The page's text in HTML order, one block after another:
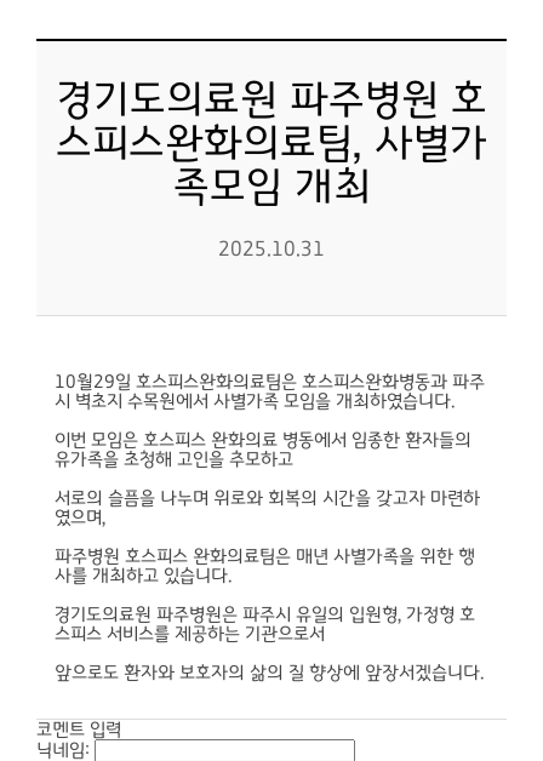
경기도의료원 파주병원 호
스피스완화의료팀, 사별가
족모임 개최
2025.10.31
10월29일 호스피스완화의료팀은 호스피스완화병동과 파주
시 벽초지 수목원에서 사별가족 모임을 개최하였습니다.
이번 모임은 호스피스 완화의료 병동에서 임종한 환자들의
유가족을 초청해 고인을 추모하고
서로의 슬픔을 나누며 위로와 회복의 시간을 갖고자 마련하
였으며,
파주병원 호스피스 완화의료팀은 매년 사별가족을 위한 행
사를 개최하고 있습니다.
경기도의료원 파주병원은 파주시 유일의 입원형, 가정형 호
스피스 서비스를 제공하는 기관으로서
앞으로도 환자와 보호자의 삶의 질 향상에 앞장서겠습니다.
코멘트 입력
닉네임: